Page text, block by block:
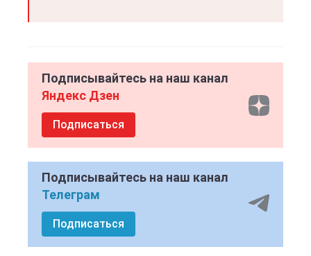
Подписывайтесь на наш канал
Яндекс Дзен
Подписаться
Подписывайтесь на наш канал
Телеграм
Подписаться